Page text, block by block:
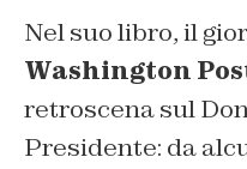
Nel suo libro, il
Washington
retroscena sul
Presidente: da